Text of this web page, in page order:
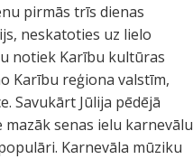
pirmās trīs dienas
neskatoties uz lielo
notiek Karību kultūras
Karību reģiona valstīm,
Savukārt Jūlija pēdējā
senas ielu karnevālu
Karnevāla mūziku